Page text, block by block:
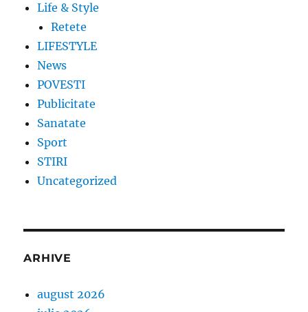
Life & Style
Retete
LIFESTYLE
News
POVESTI
Publicitate
Sanatate
Sport
STIRI
Uncategorized
ARHIVE
august 2026